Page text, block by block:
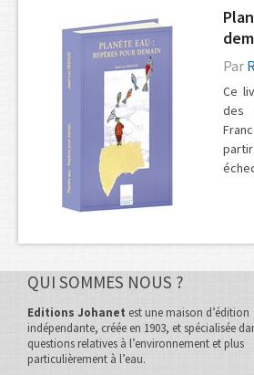
Par
Ce
des
QUI SOMMES NOUS ?
Editions Johanet est une maison d’édition
indépendante, créée en 1903, et spécialisée
questions relatives à l’environnement et plus
particulièrement à l’eau.